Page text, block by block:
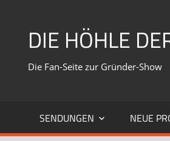
springenDIE HÖHLE
Die Fan-Seite zur Gründer-Show
SENDUNGEN NEUE